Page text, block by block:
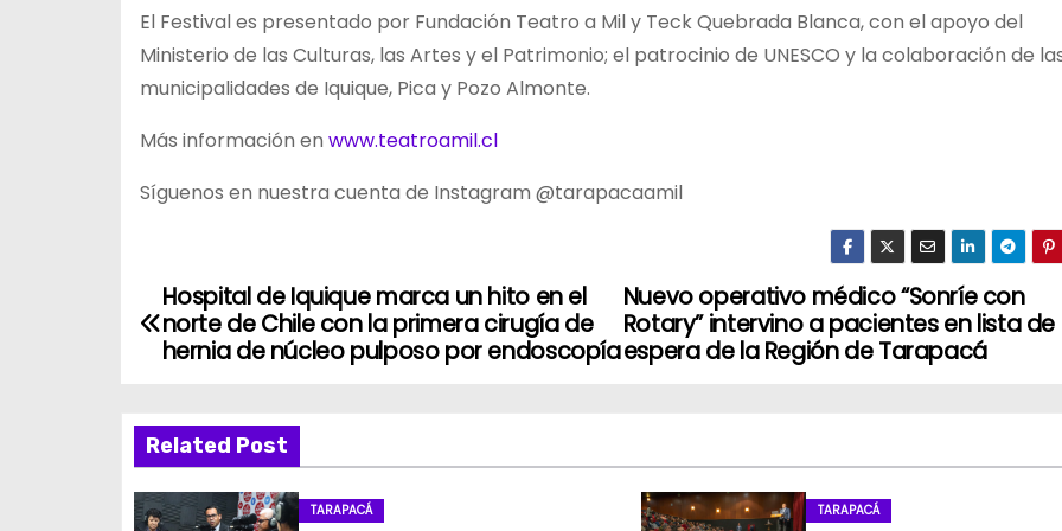
El Festival es presentado por Fundación Teatro a Mil y Teck Quebrada Blanca, con el apoyo del
Ministerio de las Culturas, las Artes y el Patrimonio; el patrocinio de UNESCO y la colaboración de
municipalidades de Iquique, Pica y Pozo Almonte.
Más información en www.teatroamil.cl
Síguenos en nuestra cuenta de Instagram @tarapacaamil
N
e
g
Nuevo operativo médico “Sonríe con
Rotary” intervino a pacientes en lista de
espera de la Región de Tarapacá
Hospital de Iquique marca un hito en el
norte de Chile con la primera cirugía de
hernia de núcleo pulposo por endoscopía
Related Post
TARAPACÁ TARAPACÁ